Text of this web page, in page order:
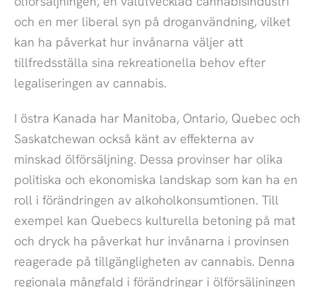
och en mer liberal syn på droganvändning, vilket
kan ha påverkat hur invånarna väljer att
tillfredsställa sina rekreationella behov efter
legaliseringen av cannabis.
I östra Kanada har Manitoba, Ontario, Quebec och
Saskatchewan också känt av effekterna av
minskad ölförsäljning. Dessa provinser har olika
politiska och ekonomiska landskap som kan ha en
roll i förändringen av alkoholkonsumtionen. Till
exempel kan Quebecs kulturella betoning på mat
och dryck ha påverkat hur invånarna i provinsen
reagerade på tillgängligheten av cannabis. Denna
regionala mångfald i förändringar i ölförsäljningen